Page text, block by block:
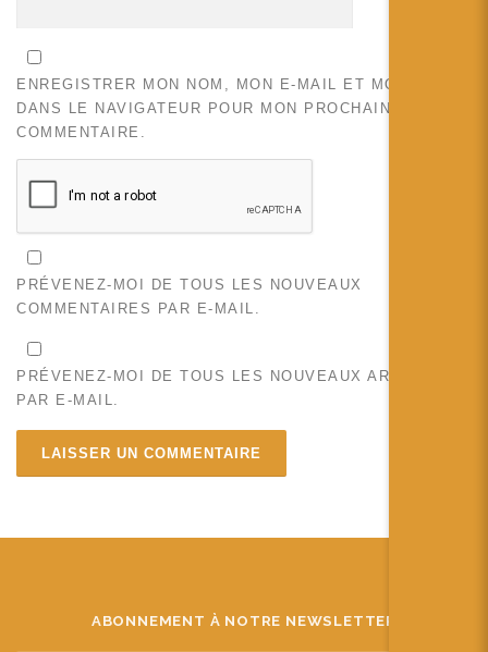
ENREGISTRER MON NOM, MON E-MAIL ET MON SITE
DANS LE NAVIGATEUR POUR MON PROCHAIN
COMMENTAIRE.
PRÉVENEZ-MOI DE TOUS LES NOUVEAUX
COMMENTAIRES PAR E-MAIL.
PRÉVENEZ-MOI DE TOUS LES NOUVEAUX ARTICLES
PAR E-MAIL.
ABONNEMENT À NOTRE NEWSLETTER